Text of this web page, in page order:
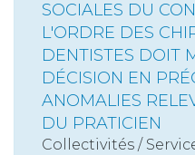
SOCIALES DU
L'ORDRE DES
DENTISTES DOIT
DÉCISION EN
ANOMALIES
DU PRATICIEN
Collectivités /